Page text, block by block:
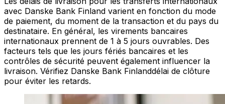
avec Danske Bank Finland varient en fonction du mode
de paiement, du moment de la transaction et du pays du
destinataire. En général, les virements bancaires
internationaux prennent de 1 à 5 jours ouvrables. Des
facteurs tels que les jours fériés bancaires et les
contrôles de sécurité peuvent également influencer la
livraison. Vérifiez Danske Bank Finlanddélai de clôture
pour éviter les retards.